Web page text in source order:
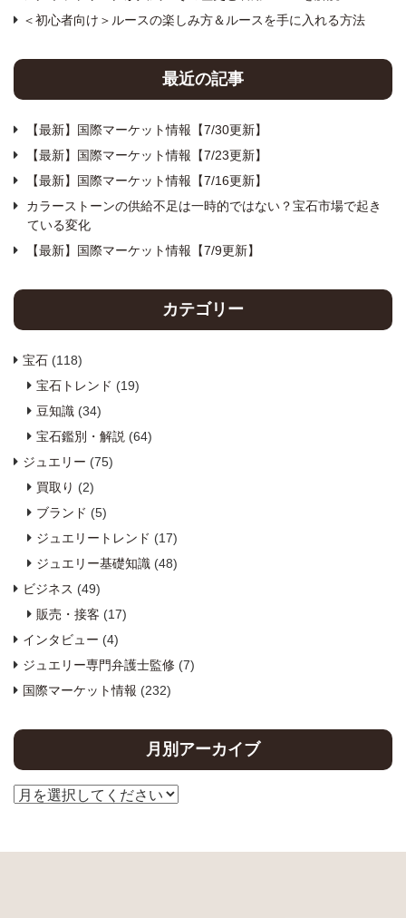
＜初心者向け＞ルースの楽しみ方＆ルースを手に入れる方法
最近の記事
【最新】国際マーケット情報【7/30更新】
【最新】国際マーケット情報【7/23更新】
【最新】国際マーケット情報【7/16更新】
カラーストーンの供給不足は一時的ではない？宝石市場で起き
ている変化
【最新】国際マーケット情報【7/9更新】
カテゴリー
宝石 (118)
宝石トレンド (19)
豆知識 (34)
宝石鑑別・解説 (64)
ジュエリー (75)
買取り (2)
ブランド (5)
ジュエリートレンド (17)
ジュエリー基礎知識 (48)
ビジネス (49)
販売・接客 (17)
インタビュー (4)
ジュエリー専門弁護士監修 (7)
国際マーケット情報 (232)
月別アーカイブ